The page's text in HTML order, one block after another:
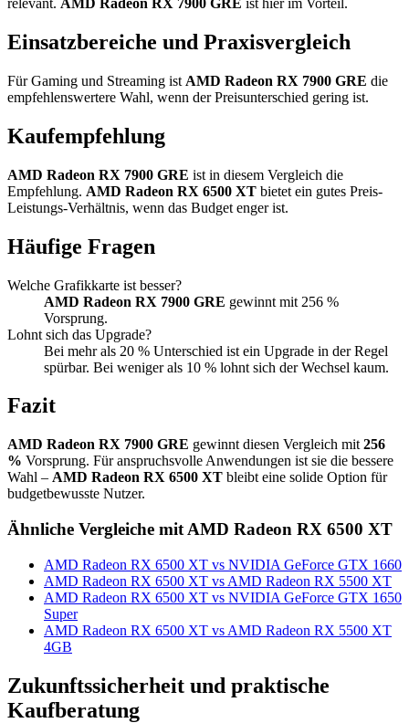
relevant. AMD Radeon RX 7900 GRE ist hier im Vorteil.
Einsatzbereiche und Praxisvergleich
Für Gaming und Streaming ist AMD Radeon RX 7900 GRE die
empfehlenswertere Wahl, wenn der Preisunterschied gering ist.
Kaufempfehlung
AMD Radeon RX 7900 GRE ist in diesem Vergleich die
Empfehlung. AMD Radeon RX 6500 XT bietet ein gutes Preis-
Leistungs-Verhältnis, wenn das Budget enger ist.
Häufige Fragen
Welche Grafikkarte ist besser?
AMD Radeon RX 7900 GRE gewinnt mit 256 %
Vorsprung.
Lohnt sich das Upgrade?
Bei mehr als 20 % Unterschied ist ein Upgrade in der Regel
spürbar. Bei weniger als 10 % lohnt sich der Wechsel kaum.
Fazit
AMD Radeon RX 7900 GRE gewinnt diesen Vergleich mit 256
% Vorsprung. Für anspruchsvolle Anwendungen ist sie die bessere
Wahl – AMD Radeon RX 6500 XT bleibt eine solide Option für
budgetbewusste Nutzer.
Ähnliche Vergleiche mit AMD Radeon RX 6500 XT
AMD Radeon RX 6500 XT vs NVIDIA GeForce GTX 1660
AMD Radeon RX 6500 XT vs AMD Radeon RX 5500 XT
AMD Radeon RX 6500 XT vs NVIDIA GeForce GTX 1650
Super
AMD Radeon RX 6500 XT vs AMD Radeon RX 5500 XT
4GB
Zukunftssicherheit und praktische
Kaufberatung